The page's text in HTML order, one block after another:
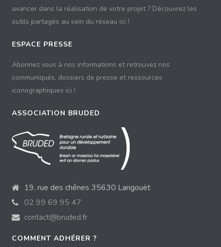
avancer dans la réalisation de votre projet ? Découvrez les
outils partagés au sein du réseau ici !
ESPACE PRESSE
Abonnez vous à nos informations et retrouvez nos
communiqués, dossiers de presse et ressources
iconographiques ici !
ASSOCIATION BRUDED
19, rue des chênes 35630 Langouët
02 99 69 95 47
contact@bruded.fr
COMMENT ADHÉRER ?